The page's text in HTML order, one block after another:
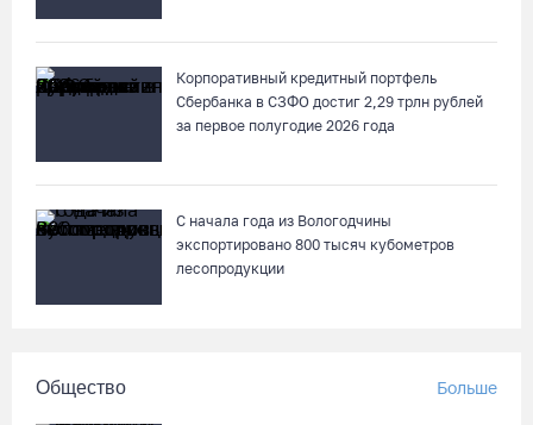
Корпоративный кредитный портфель
Сбербанка в СЗФО достиг 2,29 трлн рублей
за первое полугодие 2026 года
С начала года из Вологодчины
экспортировано 800 тысяч кубометров
лесопродукции
Общество Больше